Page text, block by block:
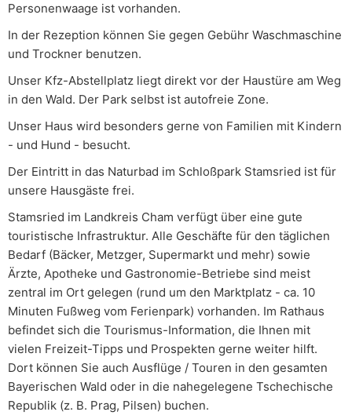
Personenwaage ist vorhanden.
In der Rezeption können Sie gegen Gebühr Waschmaschine
und Trockner benutzen.
Unser Kfz-Abstellplatz liegt direkt vor der Haustüre am Weg
in den Wald. Der Park selbst ist autofreie Zone.
Unser Haus wird besonders gerne von Familien mit Kindern
- und Hund - besucht.
Der Eintritt in das Naturbad im Schloßpark Stamsried ist für
unsere Hausgäste frei.
Stamsried im Landkreis Cham verfügt über eine gute
touristische Infrastruktur. Alle Geschäfte für den täglichen
Bedarf (Bäcker, Metzger, Supermarkt und mehr) sowie
Ärzte, Apotheke und Gastronomie-Betriebe sind meist
zentral im Ort gelegen (rund um den Marktplatz - ca. 10
Minuten Fußweg vom Ferienpark) vorhanden. Im Rathaus
befindet sich die Tourismus-Information, die Ihnen mit
vielen Freizeit-Tipps und Prospekten gerne weiter hilft.
Dort können Sie auch Ausflüge / Touren in den gesamten
Bayerischen Wald oder in die nahegelegene Tschechische
Republik (z. B. Prag, Pilsen) buchen.